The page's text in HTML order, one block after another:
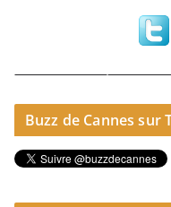
Buzz de Cannes sur